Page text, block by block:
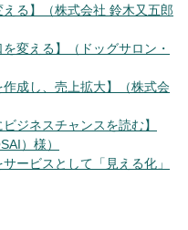
える】（株式会社 鈴木又五郎
変える】（ドッグサロン・
作成し、売上拡大】（株式会
ジネスチャンスを読む】
）様）
ービスとして「見える化」